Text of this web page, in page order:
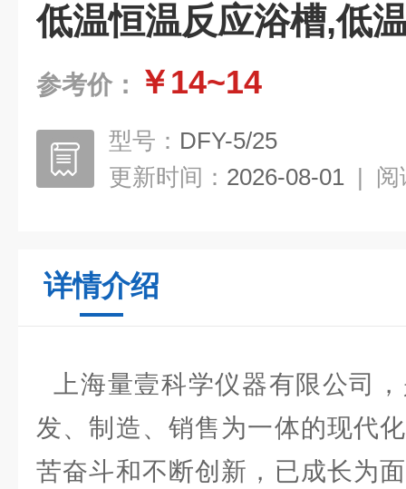
低温恒温反应浴槽,低
参考价： ￥14~14
型号： DFY-5/25
更新时间： 2026-08-01 | 阅
详情介绍
上海量壹科学仪器有限公司
发、制造、销售为一体的现代
苦奋斗和不断创新，已成长为